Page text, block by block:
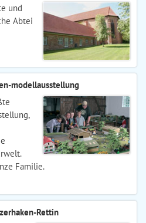
und
Abtei
modellausstellung
Familie.
Rettin